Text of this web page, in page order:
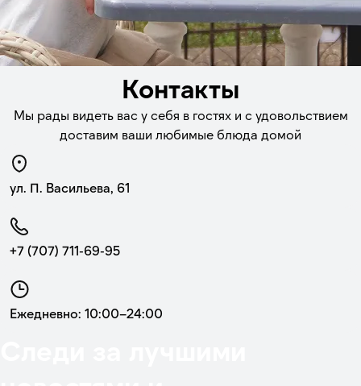
Контакты
Мы рады видеть вас у себя в гостях и с удовольствием
доставим ваши любимые блюда домой
ул. П. Васильева, 61
+7 (707) 711-69-95
Ежедневно: 10:00–24:00